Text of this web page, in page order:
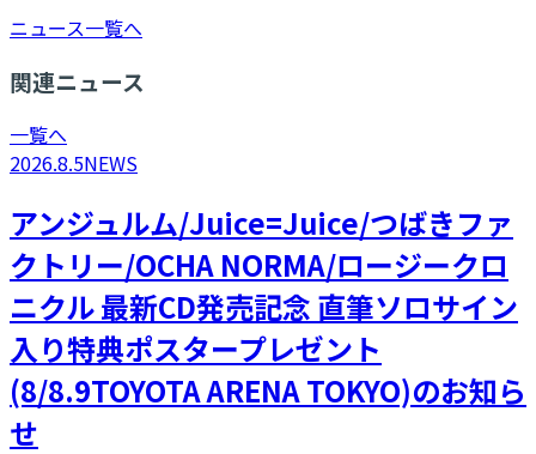
ニュース一覧へ
関連ニュース
一覧へ
2026.8.5NEWS
アンジュルム/Juice=Juice/つばきファ
クトリー/OCHA NORMA/ロージークロ
ニクル 最新CD発売記念 直筆ソロサイン
入り特典ポスタープレゼント
(8/8.9TOYOTA ARENA TOKYO)のお知ら
せ